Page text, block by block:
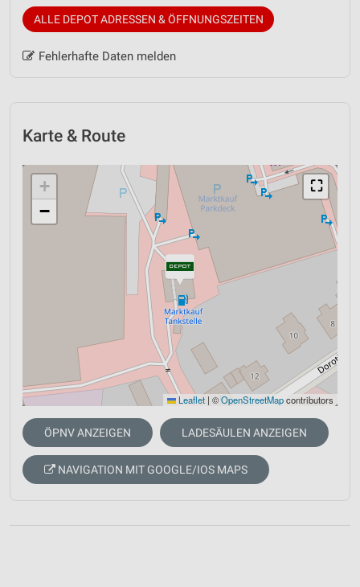
ALLE DEPOT ADRESSEN & ÖFFNUNGSZEITEN
Fehlerhafte Daten melden
Karte & Route
⛶
+
−
Leaflet | ©OpenStreetMapcontributors
ÖPNV ANZEIGEN LADESÄULEN ANZEIGEN
NAVIGATION MIT GOOGLE/IOS MAPS